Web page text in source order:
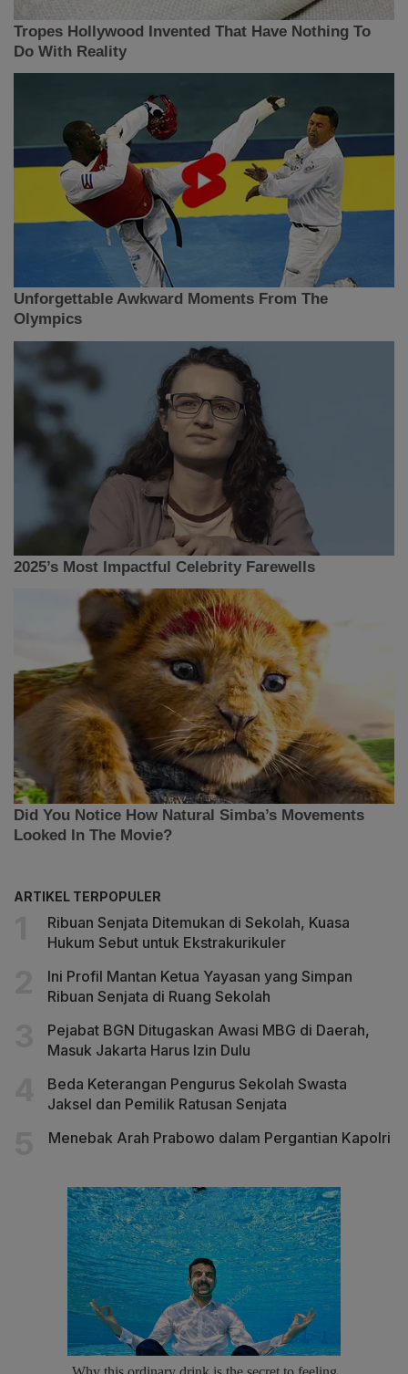
ARTIKEL TERPOPULER
Ribuan Senjata Ditemukan di Sekolah, Kuasa
Hukum Sebut untuk Ekstrakurikuler
Ini Profil Mantan Ketua Yayasan yang Simpan
Ribuan Senjata di Ruang Sekolah
Pejabat BGN Ditugaskan Awasi MBG di Daerah,
Masuk Jakarta Harus Izin Dulu
Beda Keterangan Pengurus Sekolah Swasta
Jaksel dan Pemilik Ratusan Senjata
Menebak Arah Prabowo dalam Pergantian Kapolri